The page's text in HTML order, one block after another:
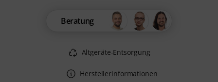
Beratung
Altgeräte-Entsorgung
Herstellerinformationen